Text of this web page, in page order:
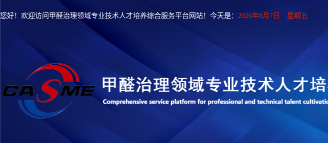
您好！欢迎访问甲醛治理领域专业技术人才培养综合服务平台网站！今天是： 2026年8月7日 星期五